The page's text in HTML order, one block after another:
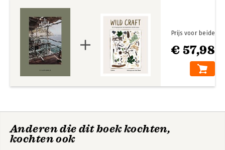
Little Escapes net
Bekijk alle boeken
€ 57,98
Prijs voor beide
Anderen die dit boek kochten,
kochten ook